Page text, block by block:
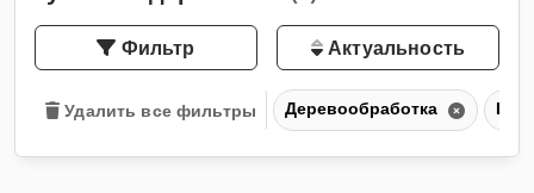
Фильтр Актуальность
Удалить все фильтры Деревообработка